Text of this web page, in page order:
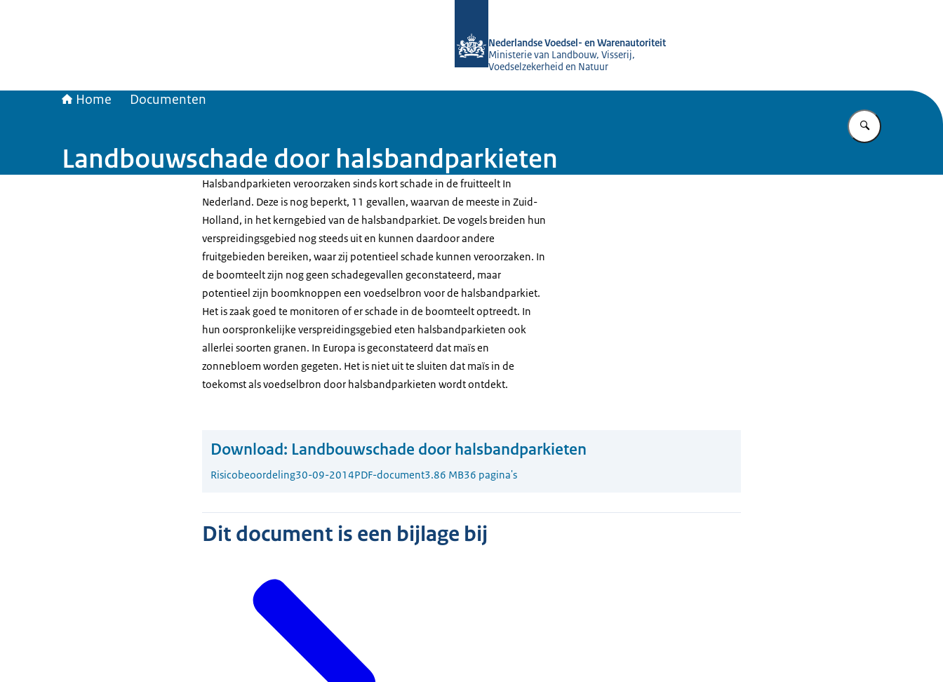
Nederlandse Voedsel- en Warenautoriteit
Ministerie van Landbouw, Visserij,
Voedselzekerheid en Natuur
Home Documenten
Vul in wat u
Landbouwschade door halsbandparkieten
Halsbandparkieten veroorzaken sinds kort schade in de fruitteelt In
Nederland. Deze is nog beperkt, 11 gevallen, waarvan de meeste in Zuid-
Holland, in het kerngebied van de halsbandparkiet. De vogels breiden hun
verspreidingsgebied nog steeds uit en kunnen daardoor andere
fruitgebieden bereiken, waar zij potentieel schade kunnen veroorzaken. In
de boomteelt zijn nog geen schadegevallen geconstateerd, maar
potentieel zijn boomknoppen een voedselbron voor de halsbandparkiet.
Het is zaak goed te monitoren of er schade in de boomteelt optreedt. In
hun oorspronkelijke verspreidingsgebied eten halsbandparkieten ook
allerlei soorten granen. In Europa is geconstateerd dat maïs en
zonnebloem worden gegeten. Het is niet uit te sluiten dat maïs in de
toekomst als voedselbron door halsbandparkieten wordt ontdekt.
Download: Landbouwschade door halsbandparkieten
Risicobeoordeling30-09-2014PDF-document3.86 MB36 pagina's
Dit document is een bijlage bij